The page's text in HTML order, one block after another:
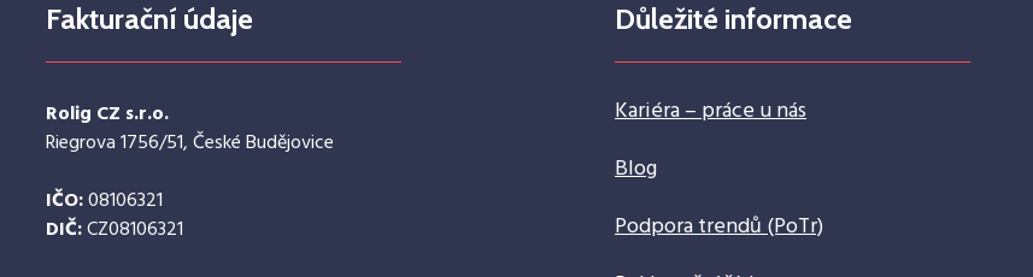
Fakturační údaje
Rolig CZ s.r.o.
Riegrova 1756/51, České Budějovice
IČO:08106321
DIČ:CZ08106321
Důležité informace
Kariéra – práce u nás
Blog
Podpora trendů (PoTr)